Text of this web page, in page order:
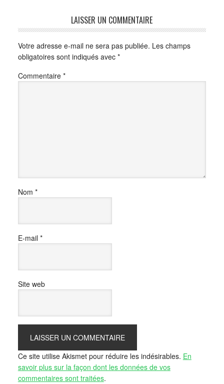
LAISSER UN COMMENTAIRE
Votre adresse e-mail ne sera pas publiée. Les champs
obligatoires sont indiqués avec *
Commentaire *
Nom *
E-mail *
Site web
Ce site utilise Akismet pour réduire les indésirables. En
savoir plus sur la façon dont les données de vos
commentaires sont traitées.